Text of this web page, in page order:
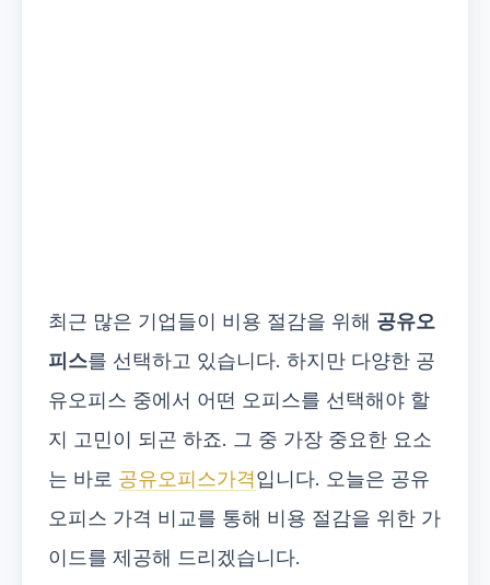
최근 많은 기업들이 비용 절감을 위해 공유오
피스를 선택하고 있습니다. 하지만 다양한 공
유오피스 중에서 어떤 오피스를 선택해야 할
지 고민이 되곤 하죠. 그 중 가장 중요한 요소
는 바로 공유오피스가격입니다. 오늘은 공유
오피스 가격 비교를 통해 비용 절감을 위한 가
이드를 제공해 드리겠습니다.